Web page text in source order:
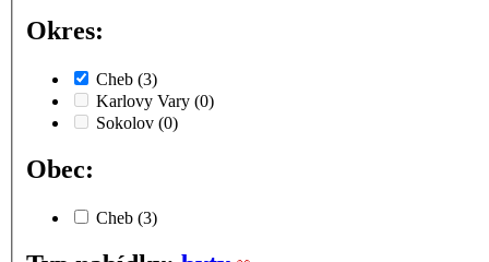
Okres:
Cheb (3)
Karlovy Vary (0)
Sokolov (0)
Obec:
Cheb (3)